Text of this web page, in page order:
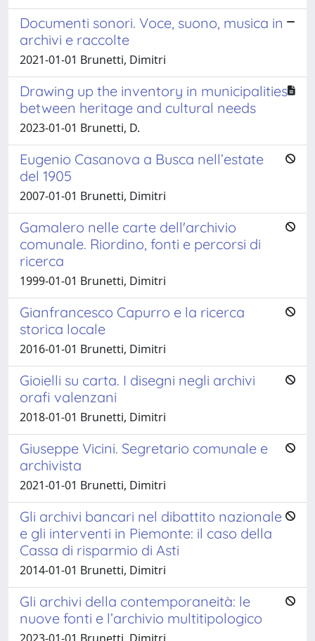
Documenti sonori. Voce, suono, musica in
archivi e raccolte
2021-01-01 Brunetti, Dimitri
Drawing up the inventory in municipalities
between heritage and cultural needs
2023-01-01 Brunetti, D.
Eugenio Casanova a Busca nell’estate
del 1905
2007-01-01 Brunetti, Dimitri
Gamalero nelle carte dell'archivio
comunale. Riordino, fonti e percorsi di
ricerca
1999-01-01 Brunetti, Dimitri
Gianfrancesco Capurro e la ricerca
storica locale
2016-01-01 Brunetti, Dimitri
Gioielli su carta. I disegni negli archivi
orafi valenzani
2018-01-01 Brunetti, Dimitri
Giuseppe Vicini. Segretario comunale e
archivista
2021-01-01 Brunetti, Dimitri
Gli archivi bancari nel dibattito nazionale
e gli interventi in Piemonte: il caso della
Cassa di risparmio di Asti
2014-01-01 Brunetti, Dimitri
Gli archivi della contemporaneità: le
nuove fonti e l’archivio multitipologico